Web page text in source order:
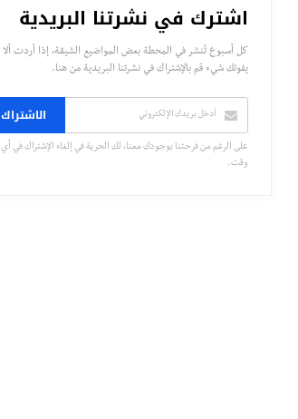
اشترك في نشرتنا البريدية
كل أسبوع تُنشر في المحطة بعض المواضيع الشيقة، إذا أردت ألا
يفوتك شيء قم بالإشتراك في نشرتنا البريدية من هنا.
الاشتراك
على الرغم من فرحتنا بوجودك معنا، لك الحرية في إلغاء الإشتراك في أي
وقت.